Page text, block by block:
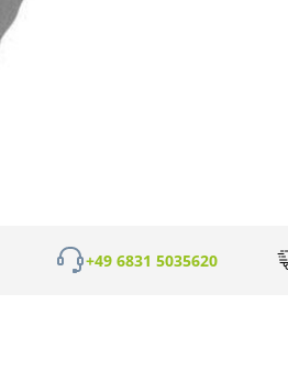
+49 6831 5035620